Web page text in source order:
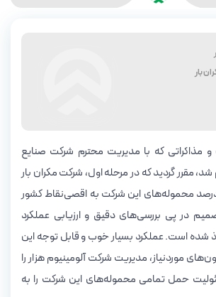
بار
و مذاکراتی که با مدیریت محترم شرکت صنایع
شد، مقرر گردید که در مرحله اول، شرکت مکران بار
به حمل ۵۰ درصد محموله‌های این شرکت به اقصی‌نقاط کشور
در پی بررسی‌های دقیق و ارزیابی عملکرد
شده است. عملکرد بسیار خوب و قابل توجه این
موردنیاز، مدیریت شرکت آلومینیوم هزار را
حمل تمامی محموله‌های این شرکت را به